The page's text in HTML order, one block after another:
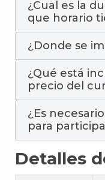
¿Cual es la
que horario
¿Donde se
¿Qué está
precio del
¿Es
para
Detalles